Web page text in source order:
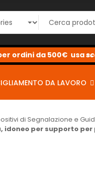
DA LAVORO
di Segnalazione e
per supporto